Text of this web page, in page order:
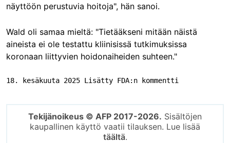
näyttöön perustuvia hoitoja", hän sanoi.
Wald oli samaa mieltä: "Tietääkseni mitään näistä
aineista ei ole testattu kliinisissä tutkimuksissa
koronaan liittyvien hoidonaiheiden suhteen."
18. kesäkuuta 2025 Lisätty FDA:n kommentti
Tekijänoikeus © AFP 2017-2026. Sisältöjen
kaupallinen käyttö vaatii tilauksen. Lue lisää
täältä.